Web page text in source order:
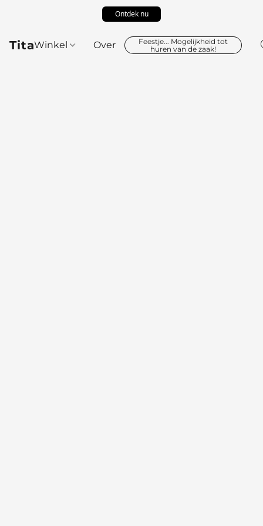
Ontdek nu
TitaWinkel Over
Feestje... Mogelijkheid tot
huren van de zaak!